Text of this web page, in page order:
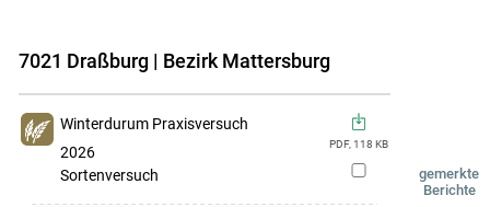
7021 Draßburg | Bezirk Mattersburg
Winterdurum Praxisversuch
2026
Sortenversuch
PDF,118 KB
zur
gemerkte
Berichte